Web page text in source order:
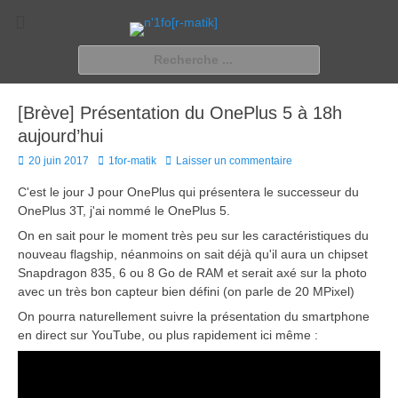
n'1fo[r-matik]
Pour les nymphos d'infos en info…
[Brève] Présentation du OnePlus 5 à 18h
aujourd’hui
Posted
20 juin 2017 Author
1for-matik Laisser un commentaire
C'est le jour J pour OnePlus qui présentera le successeur du
OnePlus 3T, j'ai nommé le OnePlus 5.
On en sait pour le moment très peu sur les caractéristiques du
nouveau flagship, néanmoins on sait déjà qu'il aura un chipset
Snapdragon 835, 6 ou 8 Go de RAM et serait axé sur la photo
avec un très bon capteur bien défini (on parle de 20 MPixel)
On pourra naturellement suivre la présentation du smartphone
en direct sur YouTube, ou plus rapidement ici même :